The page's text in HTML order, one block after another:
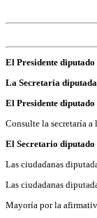
El Presidente
La Secretaria
El Presidente
Consulte la secretaría a
El Secretario
Las ciudadanas
Las ciudadanas
Mayoría por la